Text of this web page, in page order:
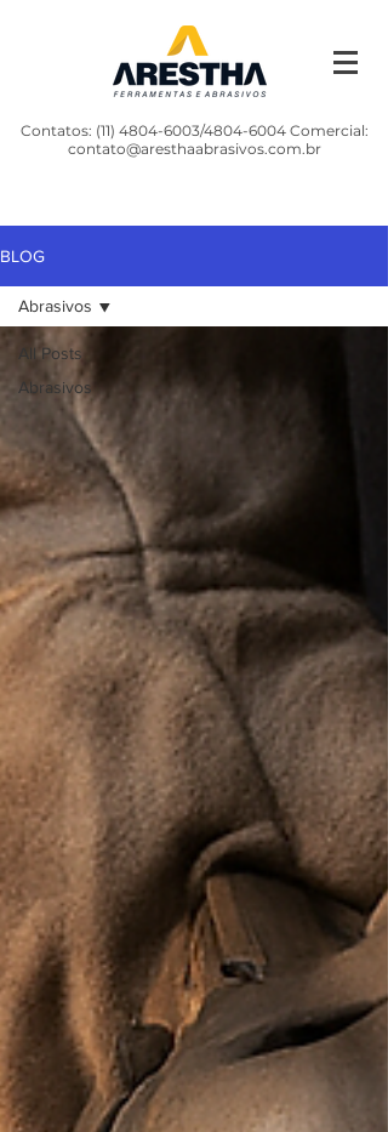
Contatos: (11) 4804-6003/4804-6004 Comercial:
contato@aresthaabrasivos.com.br
BLOG
All Posts
Abrasivos
Abrasivos